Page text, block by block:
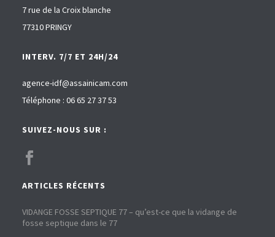
7 rue de la Croix blanche
77310 PRINGY
INTERV. 7/7 ET 24H/24
agence-idf@assainicam.com
Téléphone : 06 65 27 37 53
SUIVEZ-NOUS SUR :
ARTICLES RÉCENTS
VIDANGE FOSSE SEPTIQUE 77 – qu’est-ce que la vidange de
fosse septique dans le 77